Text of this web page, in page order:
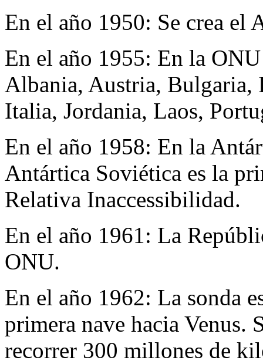
En el año 1950: Se crea el
En el año 1955: En la
Albania, Austria, Bulgaria,
Italia, Jordania, Laos,
En el año 1958: En la
Antártica Soviética es la
Relativa Inaccessibilidad.
En el año 1961: La
ONU.
En el año 1962: La sonda
primera nave hacia Venus.
recorrer 300 millones de